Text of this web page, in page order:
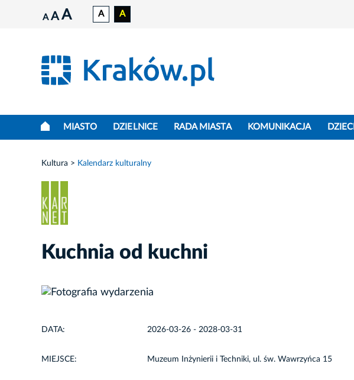
A A A A A
MIASTO DZIELNICE RADA MIASTA KOMUNIKACJA DZIECI
Kultura Kalendarz kulturalny
Kuchnia od kuchni
DATA: 2026-03-26 - 2028-03-31
MIEJSCE: Muzeum Inżynierii i Techniki, ul. św. Wawrzyńca 15